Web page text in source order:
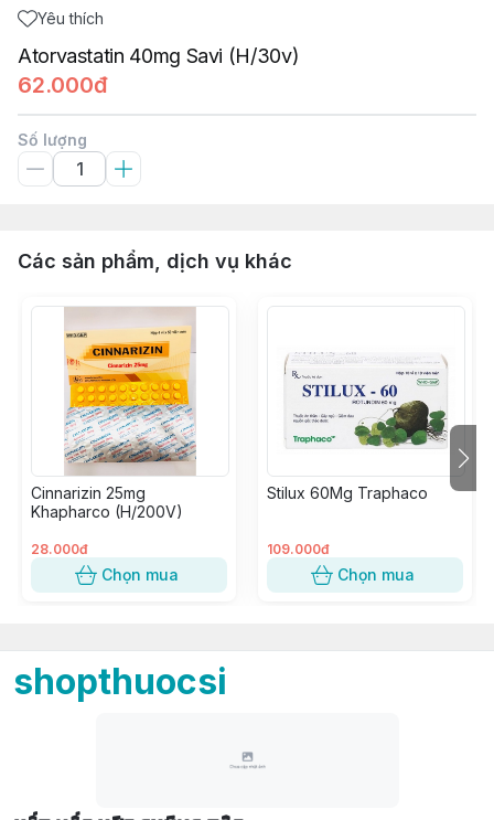
Yêu thích
Atorvastatin 40mg Savi (H/30v)
62.000đ
Số lượng
Các sản phẩm, dịch vụ khác
Cinnarizin 25mg
Khapharco (H/200V)
28.000đ
Chọn mua
Stilux 60Mg Traphaco
109.000đ
Chọn mua
shopthuocsi